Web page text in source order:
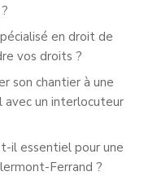
en droit de
vos droits ?
son chantier à une
un interlocuteur
il essentiel pour une
Ferrand ?